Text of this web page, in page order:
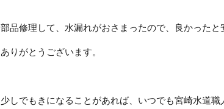
部品修理して、水漏れがおさまったので、良かったと
ありがとうございます。
少しでもきになることがあれば、いつでも宮崎水道職